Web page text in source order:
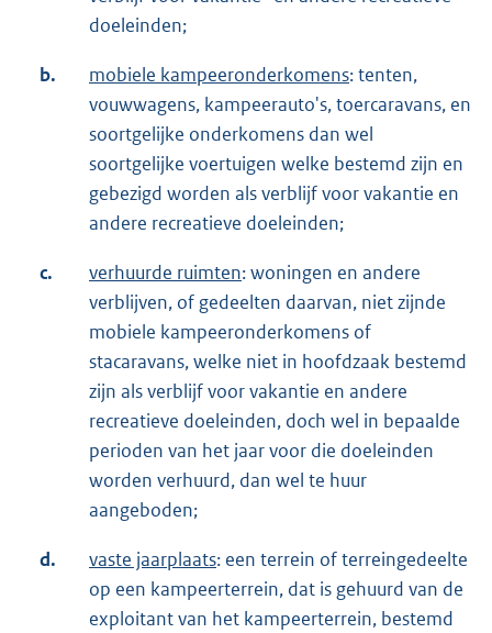
doeleinden;
b. mobiele kampeeronderkomens: tenten,
vouwwagens, kampeerauto's, toercaravans, en
soortgelijke onderkomens dan wel
soortgelijke voertuigen welke bestemd zijn en
gebezigd worden als verblijf voor vakantie en
andere recreatieve doeleinden;
c. verhuurde ruimten: woningen en andere
verblijven, of gedeelten daarvan, niet zijnde
mobiele kampeeronderkomens of
stacaravans, welke niet in hoofdzaak bestemd
zijn als verblijf voor vakantie en andere
recreatieve doeleinden, doch wel in bepaalde
perioden van het jaar voor die doeleinden
worden verhuurd, dan wel te huur
aangeboden;
d. vaste jaarplaats: een terrein of terreingedeelte
op een kampeerterrein, dat is gehuurd van de
exploitant van het kampeerterrein, bestemd